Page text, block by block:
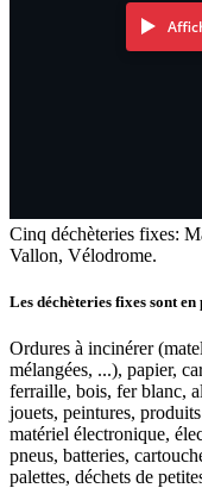
Cinq déchèteries fixes:
Vallon, Vélodrome.
Les déchèteries fixes sont
Ordures à incinérer
mélangées, ...), papier,
ferraille, bois, fer blanc,
jouets, peintures,
matériel électronique,
pneus, batteries,
palettes, déchets de